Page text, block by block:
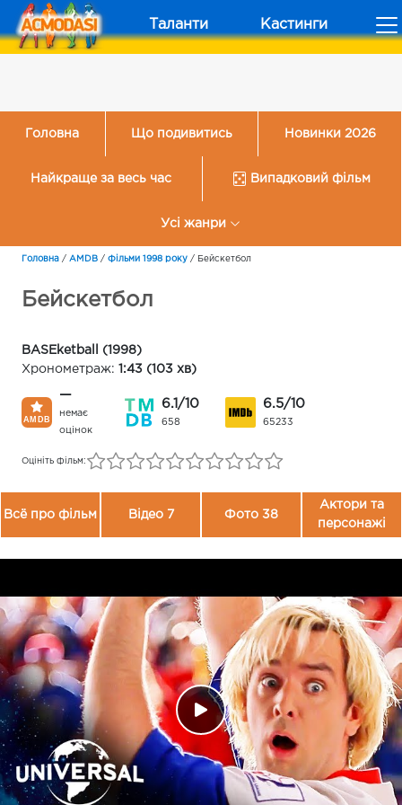
Таланти Кастинги
Головна Що подивитись Новинки 2026
Найкраще за весь час Випадковий фільм
Усі жанри
Головна / AMDB / Фільми 1998 року / Бейскетбол
Бейскетбол
BASEketball (1998)
Хронометраж: 1:43 (103 хв)
—
немає
оцінок
6.1/10
658
6.5/10
65233
Оцініть фільм:
Всё про фільм Відео 7 Фото 38
Актори та
персонажі